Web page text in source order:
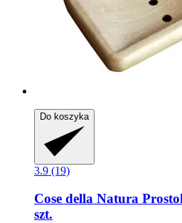
Do koszyka
3.9 (19)
Cose della Natura
szt.